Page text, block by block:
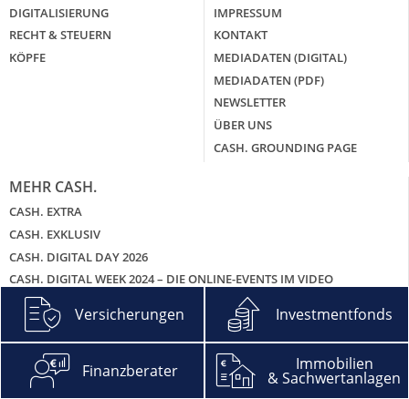
DIGITALISIERUNG
RECHT & STEUERN
KÖPFE
IMPRESSUM
KONTAKT
MEDIADATEN (DIGITAL)
MEDIADATEN (PDF)
NEWSLETTER
ÜBER UNS
CASH. GROUNDING PAGE
MEHR CASH.
CASH. EXTRA
CASH. EXKLUSIV
CASH. DIGITAL DAY 2026
CASH. DIGITAL WEEK 2024 – DIE ONLINE-EVENTS IM VIDEO
CASH. GALA
CASH. BRANCHENGIPFEL SACHWERTANLAGEN
CASH. HITLISTEN
CASH. PODCAST – DIE ZWEI UND DEIN GELD
Versicherungen Investmentfonds
Finanzberater Immobilien
& Sachwertanlagen